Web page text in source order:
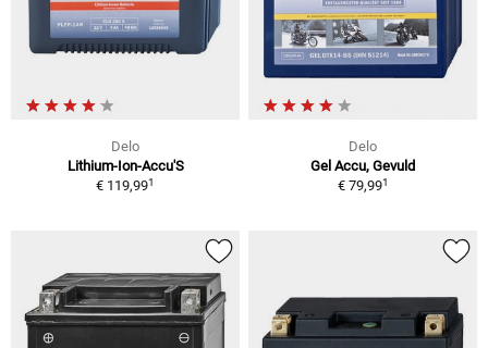
Delo
Lithium-Ion-Accu'S
€ 119,991
Delo
Gel Accu, Gevuld
€ 79,991